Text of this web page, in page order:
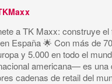
a TK Maxx: construye el
España 🌟 Con más de
y 5.000 en todo el
americana— es una
cadenas de retail del